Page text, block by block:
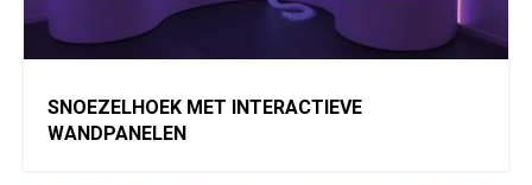
SNOEZELHOEK MET INTERACTIEVE
WANDPANELEN